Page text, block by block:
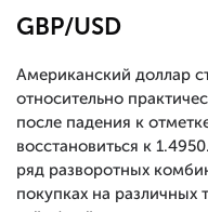
GBP/USD
Американский доллар
относительно
после падения к
восстановиться к
ряд разворотных
покупках на